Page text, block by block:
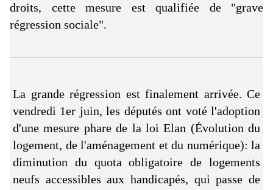
droits, cette mesure est qualifiée de "grave
régression sociale".
La grande régression est finalement arrivée. Ce
vendredi 1er juin, les députés ont voté l'adoption
d'une mesure phare de la loi Elan (Évolution du
logement, de l'aménagement et du numérique): la
diminution du quota obligatoire de logements
neufs accessibles aux handicapés, qui passe de